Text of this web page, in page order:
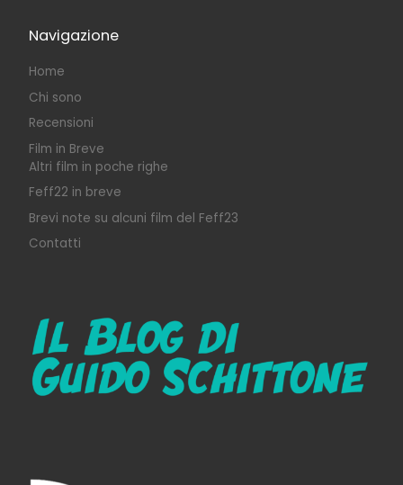
Navigazione
Home
Chi sono
Recensioni
Film in Breve
Altri film in poche righe
Feff22 in breve
Brevi note su alcuni film del Feff23
Contatti